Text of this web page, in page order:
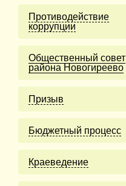
Противодействие
коррупции
Общественный совет
района Новогиреево
Призыв
Бюджетный процесс
Краеведение